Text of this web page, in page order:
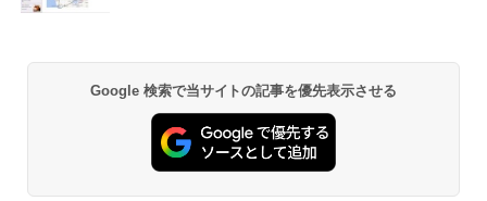
-BK
￥14,800
【Amazon.co.jp限定】 い・ろ・は・す 2L P
ET ラベルレス ×8本
￥1,112
エース)
Google 検索で当サイトの記事を優先表示させる